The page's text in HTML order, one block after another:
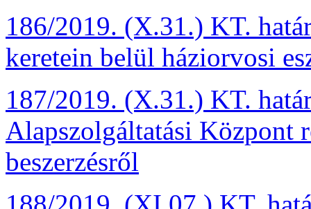
186/2019. (X.31.) KT.
keretein belül háziorvosi
187/2019. (X.31.) KT.
Alapszolgáltatási Központ
beszerzésről